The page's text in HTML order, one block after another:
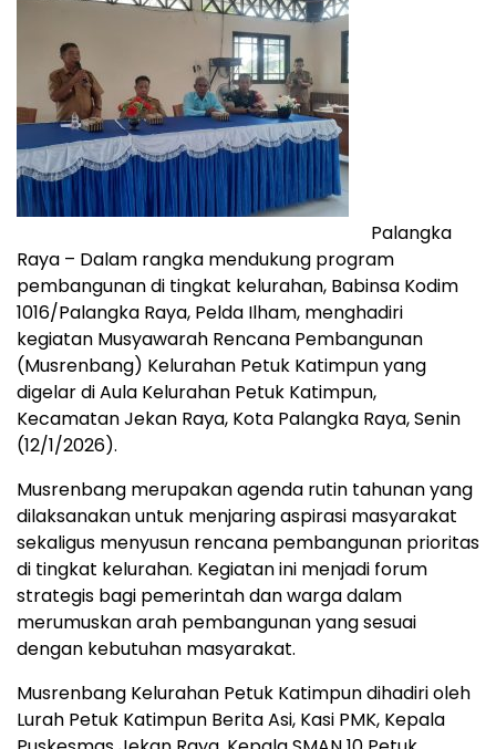
Palangka
Raya – Dalam rangka mendukung program
pembangunan di tingkat kelurahan, Babinsa Kodim
1016/Palangka Raya, Pelda Ilham, menghadiri
kegiatan Musyawarah Rencana Pembangunan
(Musrenbang) Kelurahan Petuk Katimpun yang
digelar di Aula Kelurahan Petuk Katimpun,
Kecamatan Jekan Raya, Kota Palangka Raya, Senin
(12/1/2026).
Musrenbang merupakan agenda rutin tahunan yang
dilaksanakan untuk menjaring aspirasi masyarakat
sekaligus menyusun rencana pembangunan prioritas
di tingkat kelurahan. Kegiatan ini menjadi forum
strategis bagi pemerintah dan warga dalam
merumuskan arah pembangunan yang sesuai
dengan kebutuhan masyarakat.
Musrenbang Kelurahan Petuk Katimpun dihadiri oleh
Lurah Petuk Katimpun Berita Asi, Kasi PMK, Kepala